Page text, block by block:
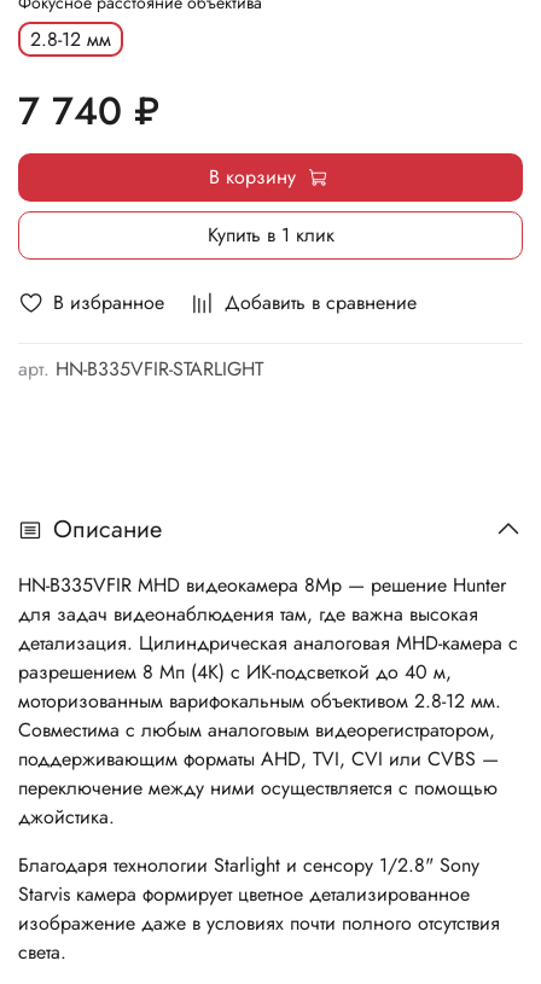
В избранное Добавить в сравнение
арт. HN-B335VFIR-STARLIGHT
2.8-12 мм
7 740 ₽
В корзину
Купить в 1 клик
Описание
HN-B335VFIR MHD видеокамера 8Mp — решение Hunter
для задач видеонаблюдения там, где важна высокая
детализация. Цилиндрическая аналоговая MHD-камера с
разрешением 8 Мп (4K) с ИК-подсветкой до 40 м,
моторизованным варифокальным объективом 2.8-12 мм.
Совместима с любым аналоговым видеорегистратором,
поддерживающим форматы AHD, TVI, CVI или CVBS —
переключение между ними осуществляется с помощью
джойстика.
Благодаря технологии Starlight и сенсору 1/2.8" Sony
Starvis камера формирует цветное детализированное
изображение даже в условиях почти полного отсутствия
света.